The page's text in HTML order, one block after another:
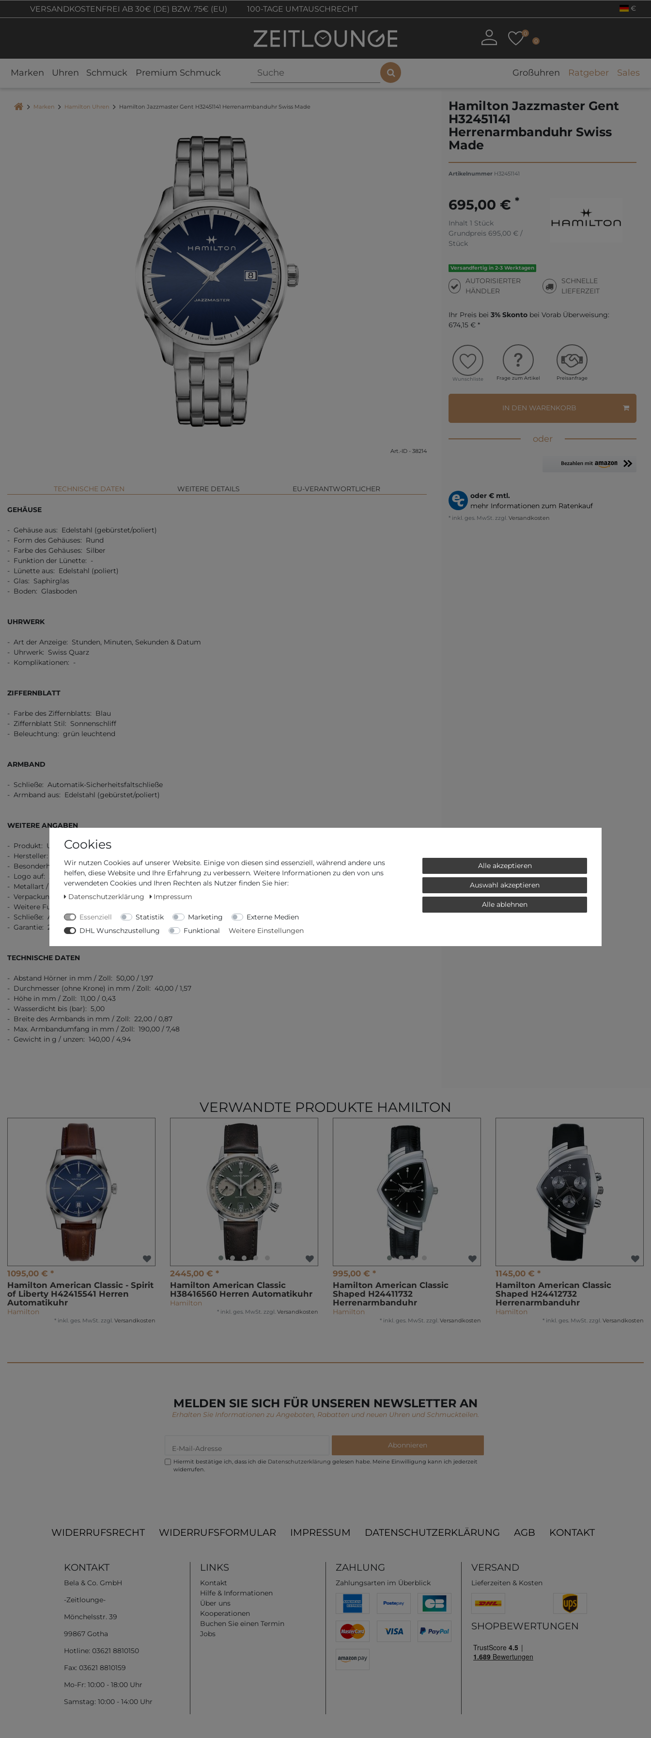
VERSANDKOSTENFREI AB 30€ (DE) BZW. 75€ (EU) 100-TAGE UMTAUSCHRECHT €
0
0
Marken Uhren Schmuck Premium Schmuck Großuhren Ratgeber Sales
Marken Hamilton Uhren Hamilton Jazzmaster Gent H32451141 Herrenarmbanduhr Swiss Made
Art.-ID - 38214
TECHNISCHE DATEN WEITERE DETAILS EU-VERANTWORTLICHER
GEHÄUSE
- Gehäuse aus: Edelstahl (gebürstet/poliert)
- Form des Gehäuses: Rund
- Farbe des Gehäuses: Silber
- Funktion der Lünette: -
- Lünette aus: Edelstahl (poliert)
- Glas: Saphirglas
- Boden: Glasboden
UHRWERK
- Art der Anzeige: Stunden, Minuten, Sekunden & Datum
- Uhrwerk: Swiss Quarz
- Komplikationen: -
ZIFFERNBLATT
- Farbe des Ziffernblatts: Blau
- Ziffernblatt Stil: Sonnenschliff
- Beleuchtung: grün leuchtend
ARMBAND
- Schließe: Automatik-Sicherheitsfaltschließe
- Armband aus: Edelstahl (gebürstet/poliert)
WEITERE ANGABEN
- Produkt: Uhr
- Hersteller: Hamilton
- Besonderheit: Swiss Made
- Logo auf: Ziffernblatt, Krone, Boden, Schließe, Armband, Uhrwerk
- Metallart / Stempel: Edelstahl 316L
- Verpackung: Originalverpackung mit Dokumenten
- Weitere Funktionen: -
- Schließe: Automatik-Sicherheitsfaltschließe
- Garantie: 2 Jahre Garantie
TECHNISCHE DATEN
- Abstand Hörner in mm / Zoll: 50,00 / 1,97
- Durchmesser (ohne Krone) in mm / Zoll: 40,00 / 1,57
- Höhe in mm / Zoll: 11,00 / 0,43
- Wasserdicht bis (bar): 5,00
- Breite des Armbands in mm / Zoll: 22,00 / 0,87
- Max. Armbandumfang in mm / Zoll: 190,00 / 7,48
- Gewicht in g / unzen: 140,00 / 4,94
Hamilton Jazzmaster Gent
H32451141
Herrenarmbanduhr Swiss
Made
Artikelnummer H32451141
695,00 € *
Inhalt 1 Stück
Grundpreis 695,00 € /
Stück
Versandfertig in 2-3 Werktagen
AUTORISIERTER
HÄNDLER
SCHNELLE
LIEFERZEIT
Ihr Preis bei 3% Skonto bei Vorab Überweisung:
674,15 € *
Wunschliste Frage zum Artikel Preisanfrage
IN DEN WARENKORB
oder
oder € mtl.
mehr Informationen zum Ratenkauf
* inkl. ges. MwSt. zzgl. Versandkosten
VERWANDTE PRODUKTE HAMILTON
1095,00 € *
Hamilton American Classic - Spirit
of Liberty H42415541 Herren
Automatikuhr
Hamilton
* inkl. ges. MwSt. zzgl. Versandkosten
2445,00 € *
Hamilton American Classic
H38416560 Herren Automatikuhr
Hamilton
* inkl. ges. MwSt. zzgl. Versandkosten
995,00 € *
Hamilton American Classic
Shaped H24411732
Herrenarmbanduhr
Hamilton
* inkl. ges. MwSt. zzgl. Versandkosten
1145,00 € *
Hamilton American Classic
Shaped H24412732
Herrenarmbanduhr
Hamilton
* inkl. ges. MwSt. zzgl. Versandkosten
MELDEN SIE SICH FÜR UNSEREN NEWSLETTER AN
Erhalten Sie Informationen zu Angeboten, Rabatten und neuen Uhren und Schmuckteilen.
Abonnieren
Hiermit bestätige ich, dass ich die Daten­schutz­erklärung gelesen habe. Meine Einwilligung kann ich jederzeit
widerrufen.
WIDERRUFSRECHT WIDERRUFSFORMULAR IMPRESSUM DATENSCHUTZERKLÄRUNG AGB KONTAKT
KONTAKT
Bela & Co. GmbH
-Zeitlounge-
Mönchelsstr. 39
99867 Gotha
Hotline: 03621 8810150
Fax: 03621 8810159
Mo-Fr: 10:00 - 18:00 Uhr
Samstag: 10:00 - 14:00 Uhr
LINKS
Kontakt
Hilfe & Informationen
Über uns
Kooperationen
Buchen Sie einen Termin
Jobs
ZAHLUNG
Zahlungsarten im Überblick
VERSAND
Lieferzeiten & Kosten
SHOPBEWERTUNGEN
Cookies
Wir nutzen Cookies auf unserer Website. Einige von diesen sind essenziell, während andere uns
helfen, diese Website und Ihre Erfahrung zu verbessern. Weitere Informationen zu den von uns
verwendeten Cookies und Ihren Rechten als Nutzer finden Sie hier:
Datenschutzerklärung
Impressum
Essenziell Statistik Marketing
Externe Medien
DHL Wunschzustellung
Funktional Weitere Einstellungen
Alle akzeptieren
Auswahl akzeptieren
Alle ablehnen